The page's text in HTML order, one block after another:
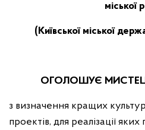
міської
(Київської міської
ОГОЛОШУЄ
з визначення кращих
проектів, для реалізації